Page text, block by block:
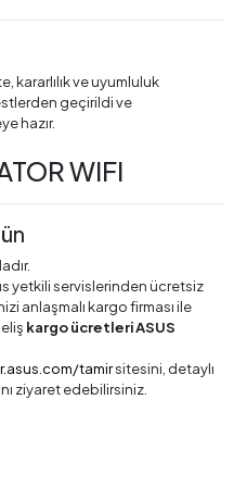
kararlılık ve uyumluluk
geçirildi ve
hazır.
yetkili servislerinden ücretsiz
anlaşmalı kargo firması ile
kargo ücretleri ASUS
tamirsitesini, detaylı
ziyaret edebilirsiniz.